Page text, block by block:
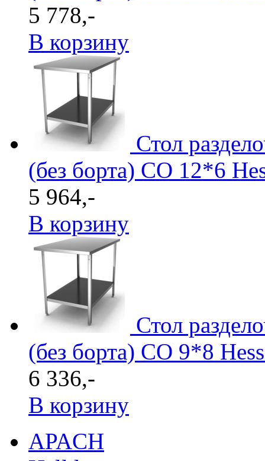
5 778,-
В корзину
Стол
(без борта) СО 12*6
5 964,-
В корзину
Стол
(без борта) СО 9*8
6 336,-
В корзину
APACH